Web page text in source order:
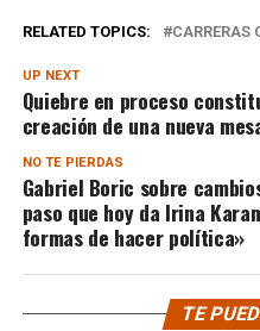
RELATED TOPICS: CARRERAS
UP NEXT
Quiebre en proceso
creación de una nueva
NO TE PIERDAS
Gabriel Boric sobre
paso que hoy da Irina
formas de hacer política»
TE